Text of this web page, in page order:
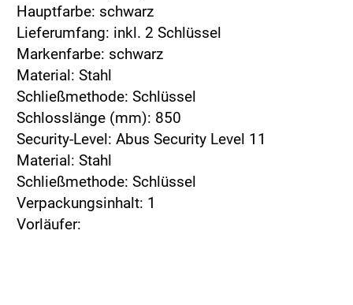
Hauptfarbe: schwarz
Lieferumfang: inkl. 2 Schlüssel
Markenfarbe: schwarz
Material: Stahl
Schließmethode: Schlüssel
Schlosslänge (mm): 850
Security-Level: Abus Security Level 11
Material: Stahl
Schließmethode: Schlüssel
Verpackungsinhalt: 1
Vorläufer: